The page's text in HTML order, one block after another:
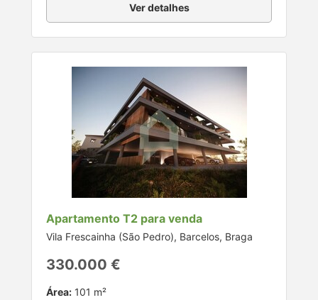
Ver detalhes
Apartamento T2 para venda
Vila Frescainha (São Pedro), Barcelos, Braga
330.000 €
Área: 101 m²